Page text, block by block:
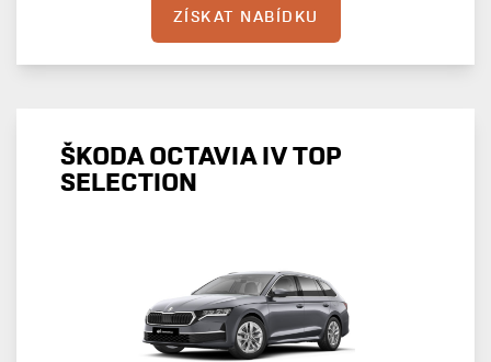
ZÍSKAT NABÍDKU
ŠKODA OCTAVIA IV TOP
SELECTION